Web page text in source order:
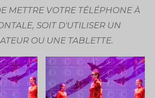
METTRE VOTRE TÉLÉPHONE À
SOIT D'UTILISER UN
OU UNE TABLETTE.